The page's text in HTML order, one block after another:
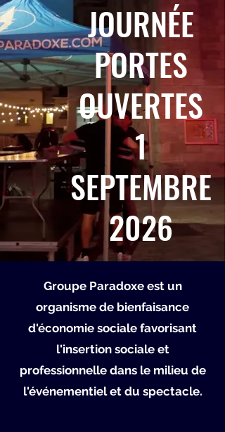
JOURNÉE
PORTES
OUVERTES
1
SEPTEMBRE
2026
Groupe Paradoxe est un
organisme de bienfaisance
d'économie sociale favorisant
l'insertion sociale et
professionnelle dans le milieu de
l'événementiel et du spectacle.